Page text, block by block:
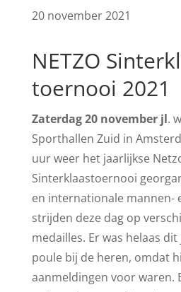
20 november 2021
NETZO
toernooi 2021
Zaterdag 20 november jl.
Sporthallen Zuid in
uur weer het jaarlijkse
Sinterklaastoernooi
en internationale mannen-
strijden deze dag op
medailles. Er was helaas dit
poule bij de heren, omdat
aanmeldingen voor waren.